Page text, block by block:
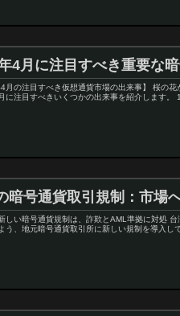
4月に注目すべき重要な
4月の注目すべき仮想通貨市場の出来事】 桜の
に注目すべきいくつかの出来事を紹介します。
暗号通貨取引規制：市場
しい暗号通貨規制は、詐欺とAML準拠に対処
う、地元暗号通貨取引所に新しい規制を導入し